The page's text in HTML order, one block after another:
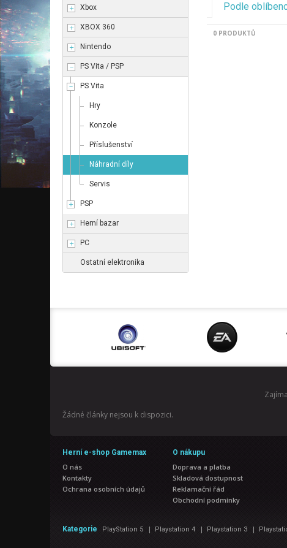
Xbox
XBOX 360
Nintendo
PS Vita / PSP
PS Vita
Hry
Konzole
Příslušenství
Náhradní díly
Servis
PSP
Herní bazar
PC
Ostatní elektronika
Podle
0 PRODUKTŮ
Žádné články nejsou k dispozici.
Herní e-shop Gamemax
O nás
Kontakty
Ochrana osobních údajů
O nákupu
Doprava a platba
Skladová dostupnost
Reklamační řád
Obchodní podmínky
Kategorie PlayStation 5 | Playstation 4 | Playstation 3 |